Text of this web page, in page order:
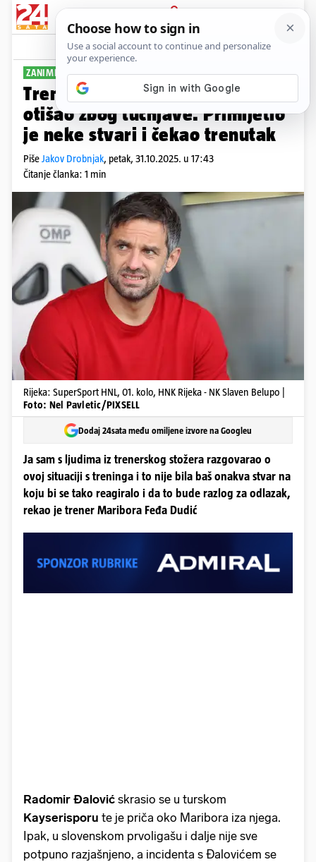
PRIJAVA
Sport Komentari
ZANIMLJIV KOMENTAR
Trener Maribora: Nije Đalović
otišao zbog tučnjave. Primijetio
je neke stvari i čekao trenutak
PišeJakov Drobnjak, petak, 31.10.2025. u 17:43
Čitanje članka: 1 min
Rijeka: SuperSport HNL, 01. kolo, HNK Rijeka - NK Slaven Belupo |
Foto: Nel Pavletic/PIXSELL
Dodaj 24sata među omiljene izvore na Googleu
Ja sam s ljudima iz trenerskog stožera razgovarao o
ovoj situaciji s treninga i to nije bila baš onakva stvar na
koju bi se tako reagiralo i da to bude razlog za odlazak,
rekao je trener Maribora Feđa Dudić
Radomir Đalović skrasio se u turskom
Kayserisporu te je priča oko Maribora iza njega.
Ipak, u slovenskom prvoligašu i dalje nije sve
potpuno razjašnjeno, a incidenta s Đalovićem se